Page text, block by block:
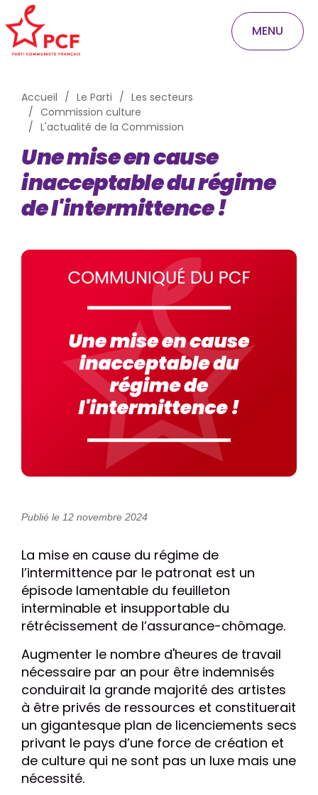
MENU
Accueil Le Parti
Les secteurs
Commission culture
L'actualité de la Commission
Une mise en cause
inacceptable du régime
de l'intermittence !
Publié le 12 novembre 2024
La mise en cause du régime de
l’intermittence par le patronat est un
épisode lamentable du feuilleton
interminable et insupportable du
rétrécissement de l’assurance-chômage.
Augmenter le nombre d'heures de travail
nécessaire par an pour être indemnisés
conduirait la grande majorité des artistes
à être privés de ressources et constituerait
un gigantesque plan de licenciements secs
privant le pays d’une force de création et
de culture qui ne sont pas un luxe mais une
nécessité.